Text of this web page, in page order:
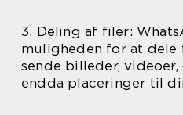
3. Deling af filer:
muligheden for at dele
sende billeder,
endda placeringer til